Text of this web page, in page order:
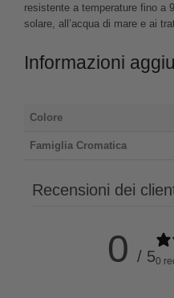
resistente a temperature fino a
solare, all’acqua di mare e ai
Informazioni
Colore
Famiglia Cromatica
Recensioni dei
0 / 50